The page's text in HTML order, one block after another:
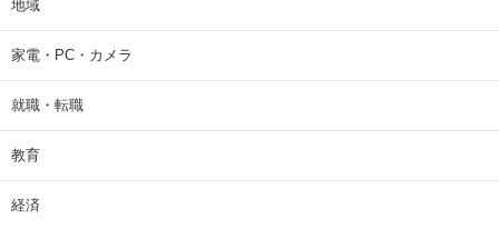
地域
家電・PC・カメラ
就職・転職
教育
経済